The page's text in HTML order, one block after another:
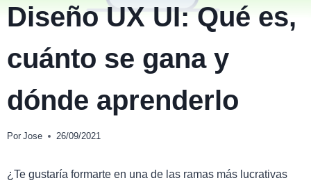
Diseño UX UI: Qué es,
cuánto se gana y
dónde aprenderlo
Por Jose 26/09/2021
¿Te gustaría formarte en una de las ramas más lucrativas